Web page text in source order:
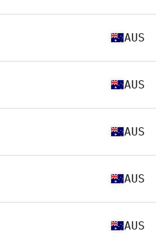
AUS
AUS
AUS
AUS
AUS